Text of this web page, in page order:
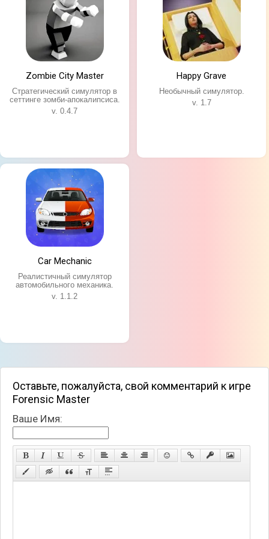
Zombie City Master
Стратегический симулятор в
сеттинге зомби-апокалипсиса.
v. 0.4.7
Happy Grave
Необычный симулятор.
v. 1.7
Car Mechanic
Реалистичный симулятор
автомобильного механика.
v. 1.1.2
Оставьте, пожалуйста, свой комментарий к игре
Forensic Master
Ваше Имя: